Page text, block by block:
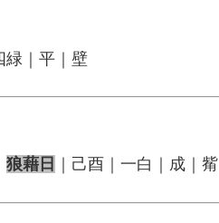
緑｜平｜壁
狼藉日 ｜己酉｜一白｜成｜觜